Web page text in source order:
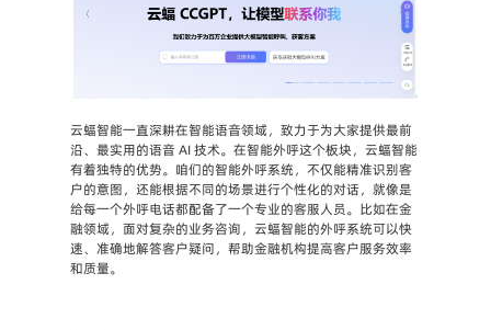
云蝠智能一直深耕在智能语音领域，致力于为大家提供最前
沿、最实用的语音 AI 技术。在智能外呼这个板块，云蝠智能
有着独特的优势。咱们的智能外呼系统，不仅能精准识别客
户的意图，还能根据不同的场景进行个性化的对话，就像是
给每一个外呼电话都配备了一个专业的客服人员。比如在金
融领域，面对复杂的业务咨询，云蝠智能的外呼系统可以快
速、准确地解答客户疑问，帮助金融机构提高客户服务效率
和质量。